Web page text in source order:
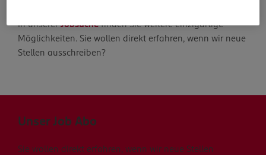
In unsererJobsuchefinden Sie weitere einzigartige
Möglichkeiten. Sie wollen direkt erfahren, wenn wir neue
Stellen ausschreiben?
Unser Job Abo
Sie wollen direkt erfahren, wenn wir neue Stellen